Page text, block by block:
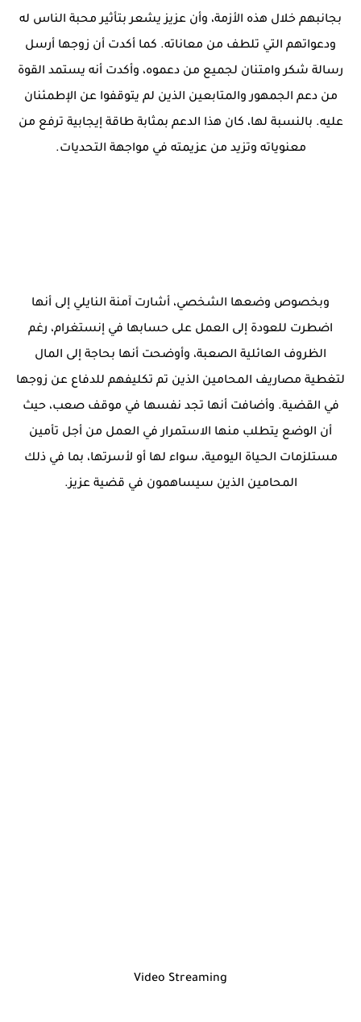
بجانبهم خلال هذه الأزمة، وأن عزيز يشعر بتأثير محبة الناس له
ودعواتهم التي تلطف من معاناته. كما أكدت أن زوجها أرسل
رسالة شكر وامتنان لجميع من دعموه، وأكدت أنه يستمد القوة
من دعم الجمهور والمتابعين الذين لم يتوقفوا عن الإطمئنان
عليه. بالنسبة لها، كان هذا الدعم بمثابة طاقة إيجابية ترفع من
معنوياته وتزيد من عزيمته في مواجهة التحديات.
وبخصوص وضعها الشخصي، أشارت آمنة النايلي إلى أنها
اضطرت للعودة إلى العمل على حسابها في إنستغرام، رغم
الظروف العائلية الصعبة، وأوضحت أنها بحاجة إلى المال
لتغطية مصاريف المحامين الذين تم تكليفهم للدفاع عن زوجها
في القضية. وأضافت أنها تجد نفسها في موقف صعب، حيث
أن الوضع يتطلب منها الاستمرار في العمل من أجل تأمين
مستلزمات الحياة اليومية، سواء لها أو لأسرتها، بما في ذلك
المحامين الذين سيساهمون في قضية عزيز.
Video Streaming